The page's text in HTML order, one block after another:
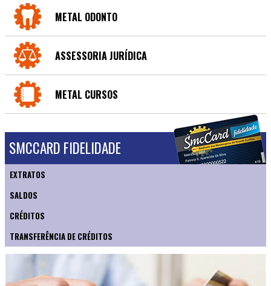
METAL ODONTO
ASSESSORIA JURÍDICA
METAL CURSOS
SMCCARD FIDELIDADE
EXTRATOS
SALDOS
CRÉDITOS
TRANSFERÊNCIA DE CRÉDITOS